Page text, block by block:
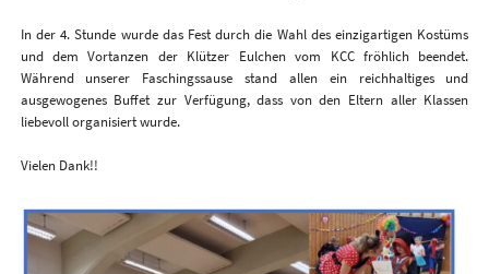
In der 4. Stunde wurde das Fest durch die Wahl des einzigartigen Kostüms
und dem Vortanzen der Klützer Eulchen vom KCC fröhlich beendet.
Während unserer Faschingssause stand allen ein reichhaltiges und
ausgewogenes Buffet zur Verfügung, dass von den Eltern aller Klassen
liebevoll organisiert wurde.
Vielen Dank!!